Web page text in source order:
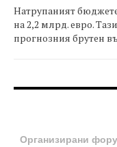
Натрупаният
на 2,2 млрд. евро.
прогнозния брутен
Организирани